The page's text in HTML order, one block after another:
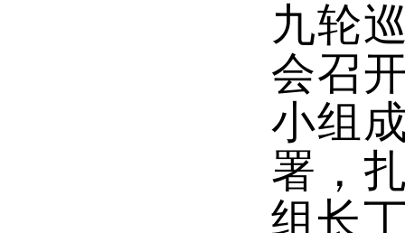
九轮
会召
小组
署，
组长